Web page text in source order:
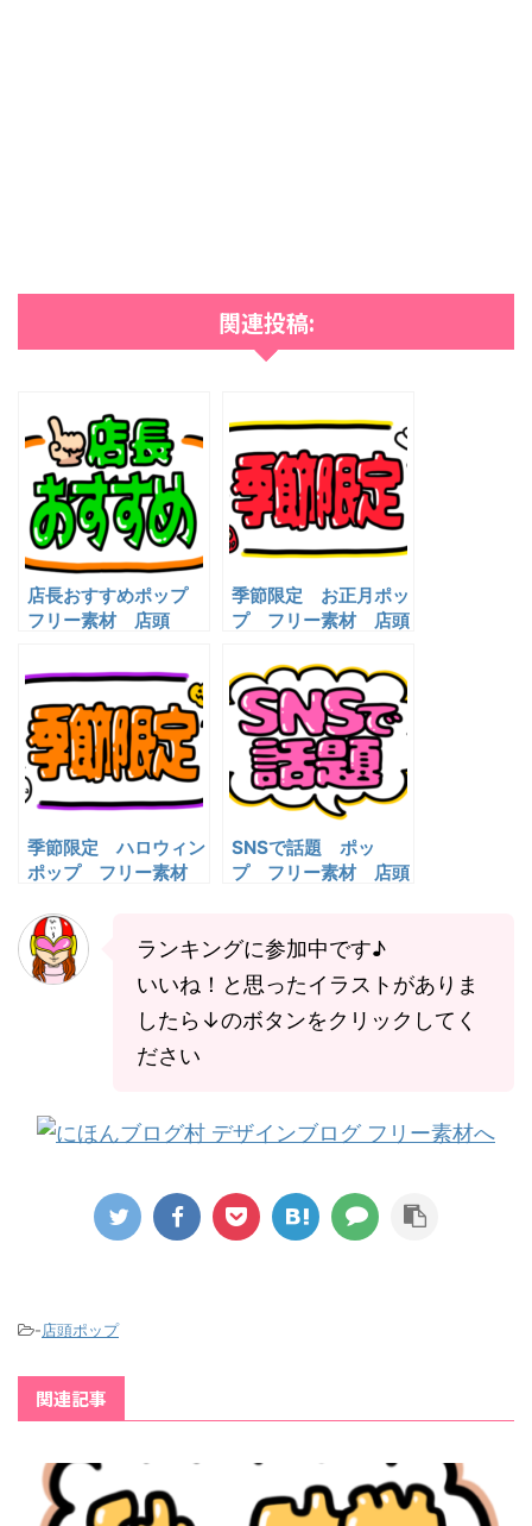
関連投稿:
店長おすすめポップ
フリー素材 店頭
季節限定 お正月ポッ
プ フリー素材 店頭
季節限定 ハロウィン
ポップ フリー素材
ト
SNSで話題 ポッ
プ フリー素材 店頭
ランキングに参加中です♪
いいね！と思ったイラストがありま
したら↓のボタンをクリックしてく
ださい
-店頭ポップ
関連記事